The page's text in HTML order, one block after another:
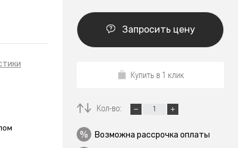
Запросить цену
Купить в 1 клик
Кол-во:
Возможна рассрочка оплаты